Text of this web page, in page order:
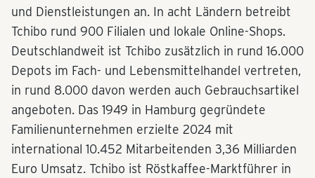
und Dienstleistungen an. In acht Ländern betreibt
Tchibo rund 900 Filialen und lokale Online-Shops.
Deutschlandweit ist Tchibo zusätzlich in rund 16.000
Depots im Fach- und Lebensmittelhandel vertreten,
in rund 8.000 davon werden auch Gebrauchsartikel
angeboten. Das 1949 in Hamburg gegründete
Familienunternehmen erzielte 2024 mit
international 10.452 Mitarbeitenden 3,36 Milliarden
Euro Umsatz. Tchibo ist Röstkaffee-Marktführer in